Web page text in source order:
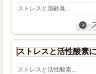
ストレスと加齢臭...
ストレスと活性酸素
ストレスと活性酸素...